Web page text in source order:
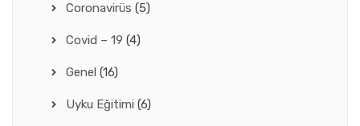
Coronavirüs (5)
Covid – 19 (4)
Genel (16)
Uyku Eğitimi (6)